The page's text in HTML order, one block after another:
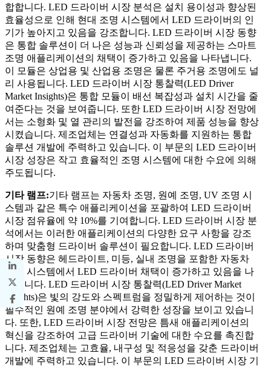
합합니다. LED 드라이버 시장 분석은 설치 용이성과 향상된
효율성으로 인해 현대 조명 시스템에서 LED 드라이버의 인
기가 높아지고 있음을 강조합니다. LED 드라이버 시장 동향
은 통합 솔루션이 더 나은 성능과 신뢰성을 제공하는 스마트
조명 애플리케이션의 채택이 증가하고 있음을 나타냅니다.
이 모듈은 상업용 및 산업용 조명은 물론 주거용 조명에도 널
리 사용됩니다. LED 드라이버 시장 통찰력(LED Driver
Market Insights)은 통합 모듈이 배선 복잡성과 설치 시간을 줄
여준다는 것을 보여줍니다. 또한 LED 드라이버 시장 전망에
서는 소형화 및 열 관리의 발전을 강조하여 제품 성능을 향상
시켰습니다. 제조업체는 연결성과 자동화를 지원하는 통합
솔루션 개발에 주력하고 있습니다. 이 부문의 LED 드라이버
시장 성장은 작고 효율적인 조명 시스템에 대한 수요에 의해
주도됩니다.
기타 램프:기타 램프는 자동차 조명, 원예 조명, UV 조명 시
스템과 같은 특수 애플리케이션을 포괄하여 LED 드라이버
시장 점유율에 약 10%를 기여합니다. LED 드라이버 시장 분
석에서는 이러한 애플리케이션의 다양한 요구 사항을 강조
하며 맞춤형 드라이버 솔루션이 필요합니다. LED 드라이버
시장 동향은 헤드라이트, 미등, 실내 조명을 포함한 자동차
조명 시스템에서 LED 드라이버 채택이 증가하고 있음을 나
타냅니다. LED 드라이버 시장 통찰력(LED Driver Market
Insights)은 빛의 강도와 스펙트럼을 정밀하게 제어하는 ​​것이
필수적인 원예 조명 분야에서 강력한 성장을 보이고 있습니
다. 또한, LED 드라이버 시장 전망은 틈새 애플리케이션의
혁신을 강조하여 고급 드라이버 기술에 대한 수요를 촉진합
니다. 제조업체는 고효율, 내구성 및 적응성을 갖춘 드라이버
개발에 주력하고 있습니다. 이 부문의 LED 드라이버 시장 기